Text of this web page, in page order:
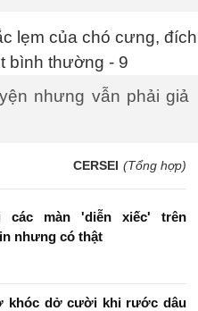
nhưng vẫn phải giả
CERSEI (Tổng hợp)
các màn 'diễn xiếc' trên
nhưng có thật
khóc dở cười khi rước dâu